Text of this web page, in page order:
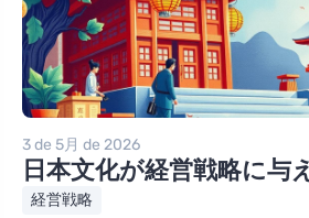
3 de 5月 de 2026
日本文化が経営戦略に与
経営戦略